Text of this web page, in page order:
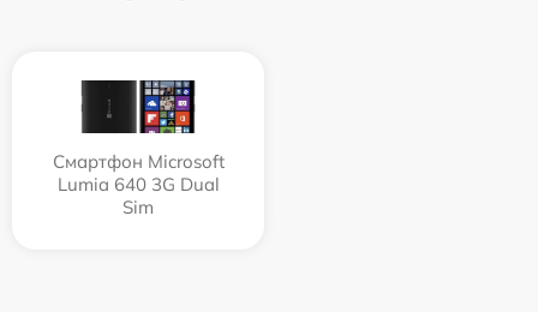
Смартфон Microsoft
Lumia 640 3G Dual
Sim